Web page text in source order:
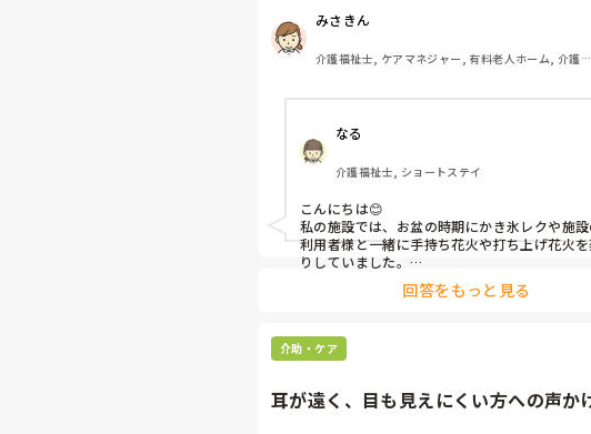
は、食事内容が変わる、家族が面会に来る
た。お盆まであと少しです。何かしている
ばぜひシェアよろしくお願いします。
みさきん
介護福祉士, ケアマネジャー, 有料老人ホーム, 介護
なる
介護福祉士, ショートステイ
こんにちは😊
私の施設では、お盆の時期にかき氷レクや施
利用者様と一緒に手持ち花火や打ち上げ花火
りしていました。
みさきんさんの住職さんを呼んでご焼香でき
るのは利用者様にとっても良い経験にもなり
回答をもっと見る
介助・ケア
耳が遠く、目も見えにくい方への声か